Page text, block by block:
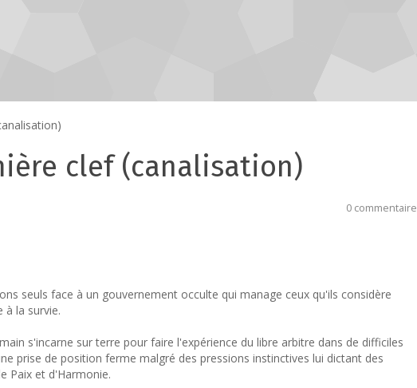
clef (canalisation)
0 commentaire
seuls face à un gouvernement occulte qui manage ceux qu'ils considère
la survie.
s'incarne sur terre pour faire l'expérience du libre arbitre dans de difficiles
prise de position ferme malgré des pressions instinctives lui dictant des
Paix et d'Harmonie.